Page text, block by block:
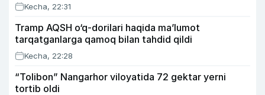
Kecha, 22:31
Tramp AQSH o‘q-dorilari haqida ma’lumot
tarqatganlarga qamoq bilan tahdid qildi
Kecha, 22:28
“Tolibon” Nangarhor viloyatida 72 gektar yerni
tortib oldi